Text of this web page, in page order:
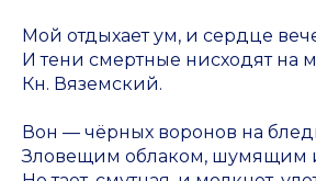
Мой отдыхает ум, и сердце
И тени смертные нисходят на
Кн. Вяземский.
Вон — чёрных воронов на
Зловещим облаком, шумящим